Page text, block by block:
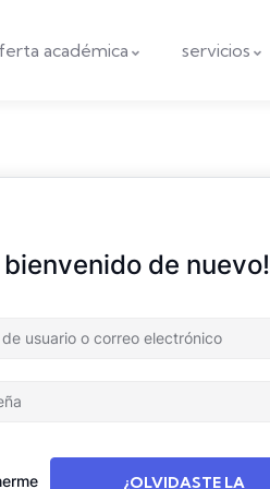
académica servicios
bienvenido de nuevo!
¿OLVIDASTE LA